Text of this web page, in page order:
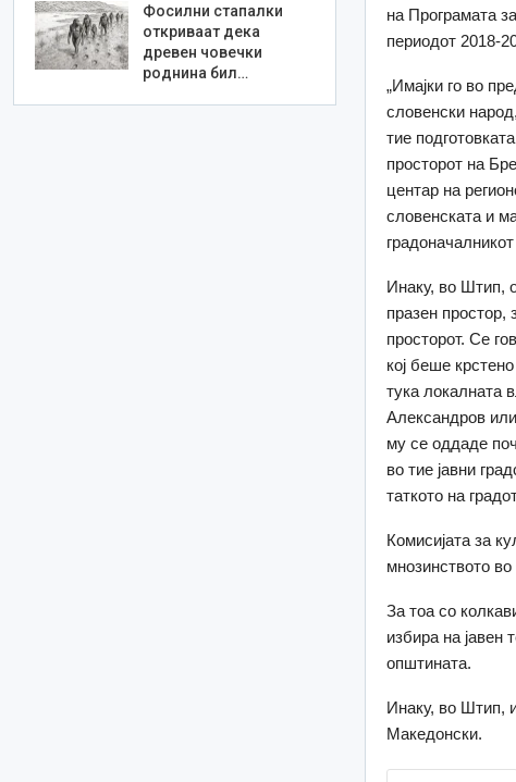
на Програмата
периодот 2018-
„Имајки го во
словенски
тие
просторот на
центар на
словенската и
Инаку, во Штип,
празен простор,
просторот. Се
кој беше
тука локалната
Александров
му се оддаде
во тие јавни
таткото на
Комисијата за
мнозинството
За тоа со
избира на јавен
општината.
Инаку, во Штип,
Македонски.
Фосилни стапалки
откриваат дека
древен човечки
роднина бил…